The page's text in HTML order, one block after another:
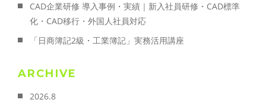
CAD企業研修 導入事例・実績｜新入社員研修・CAD標準
化・CAD移行・外国人社員対応
「日商簿記2級・工業簿記」実務活用講座
ARCHIVE
2026.8